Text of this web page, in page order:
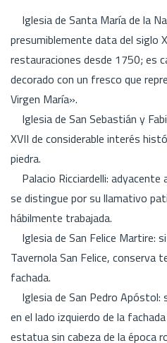
Iglesia de Santa María de la
presumiblemente data del siglo
restauraciones desde 1750; es
decorado con un fresco que
Virgen María».
Iglesia de San Sebastián y
XVII de considerable interés
piedra.
Palacio Ricciardelli: adyacente
se distingue por su llamativo
hábilmente trabajada.
Iglesia de San Felice Martire:
Tavernola San Felice, conserva
fachada.
Iglesia de San Pedro Apóstol:
en el lado izquierdo de la
estatua sin cabeza de la época